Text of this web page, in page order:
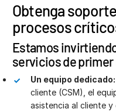
Obtenga
procesos
Estamos
servicios de primer
Un equipo dedicado:
cliente (CSM), el
asistencia al cliente